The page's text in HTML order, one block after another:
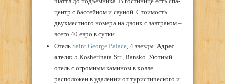
центр с бассейном и сауной. Стоимость
двухместного номера на двоих с завтраком –
всего 40 евро в сутки.
Отель Saint George Palace, 4 звезды. Адрес
отеля: 5 Kosherinata Str., Bansko. Уютный
отель с огромным камином в холле
расположен в удалении от туристического и